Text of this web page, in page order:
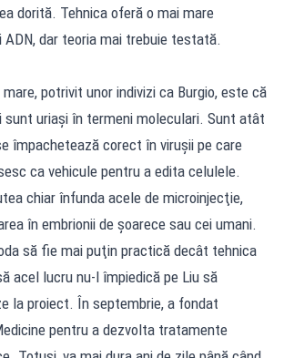
dorită. Tehnica oferă o mai mare
dar teoria mai trebuie testată.
potrivit unor indivizi ca Burgio, este că
sunt uriaşi în termeni moleculari. Sunt atât
împachetează corect în viruşii pe care
ca vehicule pentru a edita celulele.
chiar înfunda acele de microinjecţie,
în embrionii de şoarece sau cei umani.
să fie mai puţin practică decât tehnica
acel lucru nu-l împiedică pe Liu să
la proiect. În septembrie, a fondat
pentru a dezvolta tratamente